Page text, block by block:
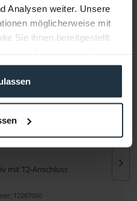
Analysen weiter. Unsere
möglicherweise mit
Sie ihnen bereitgestellt
pro ansehen
mit T2-Anschluss
12287060